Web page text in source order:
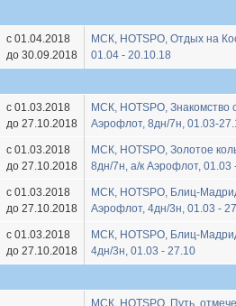
с 01.04.2018
до 30.09.2018
МСК, HOTSPO, Отдых на
01.04 - 20.10.18
с 01.03.2018
до 27.10.2018
МСК, HOTSPO, Знакомство
Аэрофлот, 8дн/7н, 01.03-
с 01.03.2018
до 27.10.2018
МСК, HOTSPO, Золотое
8дн/7н, а/к Аэрофлот, 01.03
с 01.03.2018
до 27.10.2018
МСК, HOTSPO, Блиц-
Аэрофлот, 4дн/3н, 01.03 -
с 01.03.2018
до 27.10.2018
МСК, HOTSPO, Блиц-
4дн/3н, 01.03 - 27.10
МСК, HOTSPO, Путь,